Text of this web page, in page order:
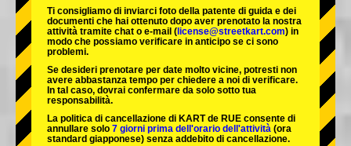
Ti consigliamo di inviarci foto della patente di guida e dei
documenti che hai ottenuto dopo aver prenotato la nostra
attività tramite chat o e-mail ( license@streetkart.com) in
modo che possiamo verificare in anticipo se ci sono
problemi.
Se desideri prenotare per date molto vicine, potresti non
avere abbastanza tempo per chiedere a noi di verificare.
In tal caso, dovrai confermare da solo sotto tua
responsabilità.
La politica di cancellazione di KART de RUE consente di
annullare solo 7 giorni prima dell'orario dell'attività (ora
standard giapponese) senza addebito di cancellazione.